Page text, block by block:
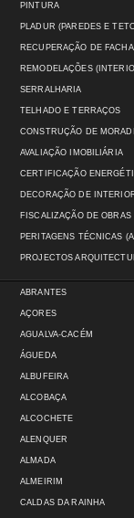
PINTURA
PLADUR (PAREDES E
RECUPERAÇÃO DE
REMODELAÇÕES
SERRALHARIA
TELHADO E TERRAÇOS
CONSTRUÇÃO DE
AVALIAÇÃO IMOBILIÁRIA
CERTIFICAÇÃO
DECORAÇÃO DE
FISCALIZAÇÃO DE OBRAS
PERITAGENS TÉCNICAS
PROJECTOS
ABRANTES
AÇORES
AGUALVA-CACÉM
ÁGUEDA
ALBUFEIRA
ALCOBAÇA
ALCOCHETE
ALENQUER
ALMADA
ALMEIRIM
CALDAS DA RAINHA